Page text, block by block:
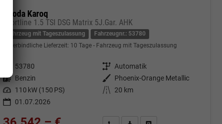
Skoda Karoq
Sportline 1.5 TSI DSG Matrix 5J.Gar. AHK
Fahrzeug mit Tageszulassung
Fahrzeugnr.: 53780
unverbindliche Lieferzeit: 10 Tage Fahrzeug mit Tageszulassung
53780 Getriebe Automatik
Kraftstoff Benzin Außenfarbe
Phoenix-Orange Metallic
Leistung 110 kW (150 PS) Kilometerstand
20 km
01.07.2026